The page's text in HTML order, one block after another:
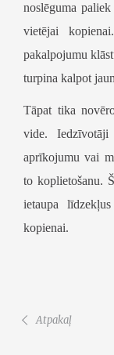
noslēguma
vietējai
pakalpojumu
turpina kalpot
Tāpat tika
vide. Iedzīvotāji
aprīkojumu vai
to koplietošanu.
ietaupa
kopienai.
Atpakaļ